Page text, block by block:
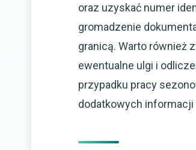
oraz uzyskać numer
gromadzenie
granicą. Warto również
ewentualne ulgi i
przypadku pracy
dodatkowych